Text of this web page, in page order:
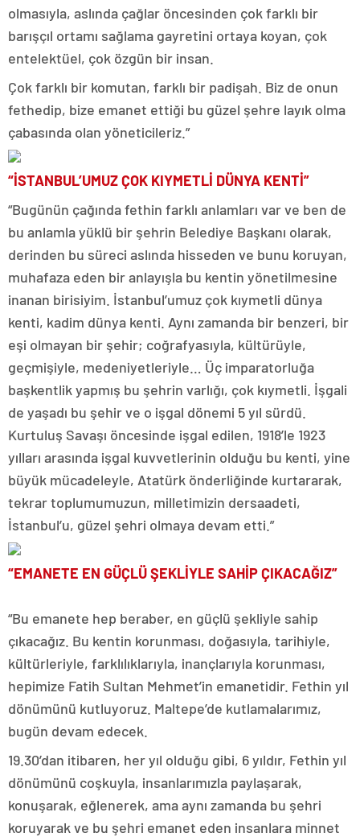
olmasıyla, aslında çağlar öncesinden çok farklı bir
barışçıl ortamı sağlama gayretini ortaya koyan, çok
entelektüel, çok özgün bir insan.
Çok farklı bir komutan, farklı bir padişah. Biz de onun
fethedip, bize emanet ettiği bu güzel şehre layık olma
çabasında olan yöneticileriz.”
“İSTANBUL’UMUZ ÇOK KIYMETLİ DÜNYA KENTİ”
“Bugünün çağında fethin farklı anlamları var ve ben de
bu anlamla yüklü bir şehrin Belediye Başkanı olarak,
derinden bu süreci aslında hisseden ve bunu koruyan,
muhafaza eden bir anlayışla bu kentin yönetilmesine
inanan birisiyim. İstanbul’umuz çok kıymetli dünya
kenti, kadim dünya kenti. Aynı zamanda bir benzeri, bir
eşi olmayan bir şehir; coğrafyasıyla, kültürüyle,
geçmişiyle, medeniyetleriyle… Üç imparatorluğa
başkentlik yapmış bu şehrin varlığı, çok kıymetli. İşgali
de yaşadı bu şehir ve o işgal dönemi 5 yıl sürdü.
Kurtuluş Savaşı öncesinde işgal edilen, 1918’le 1923
yılları arasında işgal kuvvetlerinin olduğu bu kenti, yine
büyük mücadeleyle, Atatürk önderliğinde kurtararak,
tekrar toplumumuzun, milletimizin dersaadeti,
İstanbul’u, güzel şehri olmaya devam etti.”
“EMANETE EN GÜÇLÜ ŞEKLİYLE SAHİP ÇIKACAĞIZ”
“Bu emanete hep beraber, en güçlü şekliyle sahip
çıkacağız. Bu kentin korunması, doğasıyla, tarihiyle,
kültürleriyle, farklılıklarıyla, inançlarıyla korunması,
hepimize Fatih Sultan Mehmet’in emanetidir. Fethin yıl
dönümünü kutluyoruz. Maltepe’de kutlamalarımız,
bugün devam edecek.
19.30’dan itibaren, her yıl olduğu gibi, 6 yıldır, Fethin yıl
dönümünü coşkuyla, insanlarımızla paylaşarak,
konuşarak, eğlenerek, ama aynı zamanda bu şehri
koruyarak ve bu şehri emanet eden insanlara minnet